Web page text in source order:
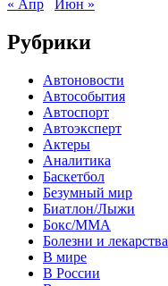
« Апр Июн »
Рубрики
Автоновости
Автособытия
Автоспорт
Автоэксперт
Актеры
Аналитика
Баскетбол
Безумный мир
Биатлон/Лыжи
Бокс/MMA
Болезни и лекарства
В мире
В России